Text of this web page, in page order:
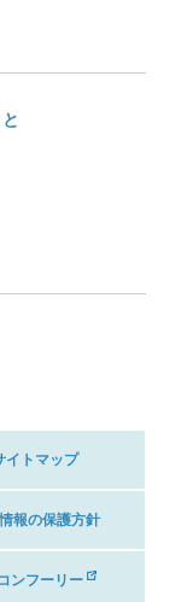
イトマップ
報の保護方針
ンフーリー